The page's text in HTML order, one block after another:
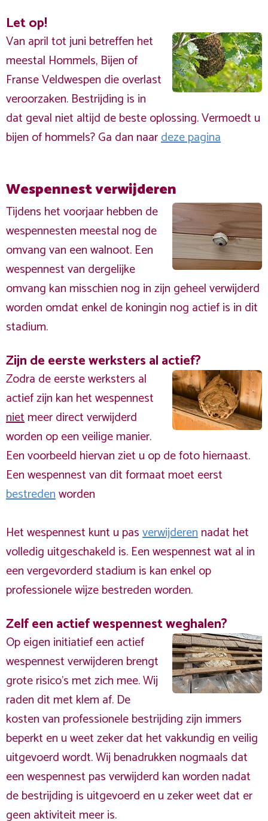
Let op!
Van april tot juni betreffen het
meestal Hommels, Bijen of
Franse Veldwespen die overlast
veroorzaken. Bestrijding is in
dat geval niet altijd de beste oplossing. Vermoedt u
bijen of hommels? Ga dan naardeze pagina
Wespennest verwijderen
Tijdens het voorjaar hebben de
wespennesten meestal nog de
omvang van een walnoot. Een
wespennest van dergelijke
omvang kan misschien nog in zijn geheel verwijderd
worden omdat enkel de koningin nog actief is in dit
stadium.
Zijn de eerste werksters al actief?
Zodra de eerste werksters al
actief zijn kan het wespennest
nietmeer direct verwijderd
worden op een veilige manier.
Een voorbeeld hiervan ziet u op de foto hiernaast.
Een wespennest van dit formaat moet eerst
bestredenworden
Het wespennest kunt u pasverwijderennadat het
volledig uitgeschakeld is. Een wespennest wat al in
een vergevorderd stadium is kan enkel op
professionele wijze bestreden worden.
Zelf een actief wespennest weghalen?
Op eigen initiatief een actief
wespennest verwijderen brengt
grote risico’s met zich mee. Wij
raden dit met klem af. De
kosten van professionele bestrijding zijn immers
beperkt en u weet zeker dat het vakkundig en veilig
uitgevoerd wordt. Wij benadrukken nogmaals dat
een wespennest pas verwijderd kan worden nadat
de bestrijding is uitgevoerd en u zeker weet dat er
geen aktiviteit meer is.